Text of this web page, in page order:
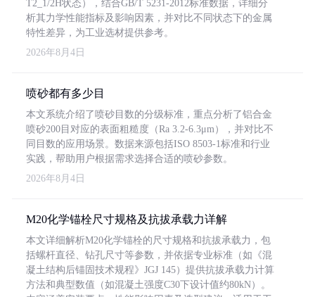
T2_1/2H状态），结合GB/T 5231-2012标准数据，详细分
析其力学性能指标及影响因素，并对比不同状态下的金属
特性差异，为工业选材提供参考。
2026年8月4日
喷砂都有多少目
本文系统介绍了喷砂目数的分级标准，重点分析了铝合金
喷砂200目对应的表面粗糙度（Ra 3.2-6.3μm），并对比不
同目数的应用场景。数据来源包括ISO 8503-1标准和行业
实践，帮助用户根据需求选择合适的喷砂参数。
2026年8月4日
M20化学锚栓尺寸规格及抗拔承载力详解
本文详细解析M20化学锚栓的尺寸规格和抗拔承载力，包
括螺杆直径、钻孔尺寸等参数，并依据专业标准（如《混
凝土结构后锚固技术规程》JGJ 145）提供抗拔承载力计算
方法和典型数值（如混凝土强度C30下设计值约80kN）。